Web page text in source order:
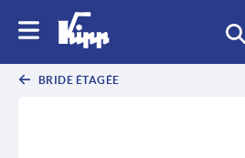
BRIDE ÉTAGÉE